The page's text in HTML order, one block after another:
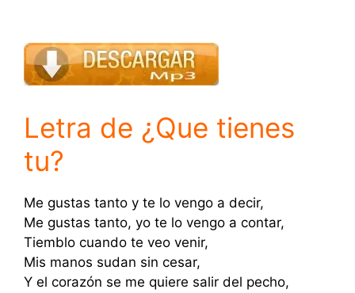
Letra de ¿Que tienes
tu?
Me gustas tanto y te lo vengo a decir,
Me gustas tanto, yo te lo vengo a contar,
Tiemblo cuando te veo venir,
Mis manos sudan sin cesar,
Y el corazón se me quiere salir del pecho,